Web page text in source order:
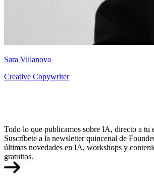
Sara Villanova
Creative Copywriter
Todo lo que publicamos sobre IA, directo a tu
Suscríbete a la newsletter quincenal de
últimas novedades en IA, workshops y
gratuitos.